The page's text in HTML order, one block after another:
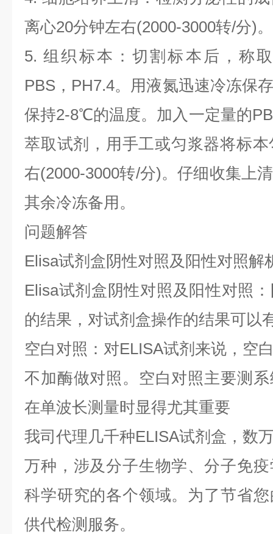
离心20分钟左右(2000-3000转/分)
5. 组织标本：切割标本后，称
PBS，PH7.4。用液氮迅速冷冻保
保持2-8℃的温度。加入一定量的
萃取试剂，用手工或匀浆器将标
右(2000-3000转/分)。仔细收集上
其余冷冻备用。
问题解答
Elisa试剂盒阴性对照及阳性对照解
Elisa试剂盒阴性对照及阳性对照
的结果，对试剂盒操作的结果可以
空白对照：对ELISA试剂来说，空
不加酶做对照。空白对照主要测
在单波长测量时显得尤其重要
我司代理几千种ELISA试剂盒，数
万种，涉及分子生物学、分子免
科学研究的各个领域。为了节省
供代检测服务。